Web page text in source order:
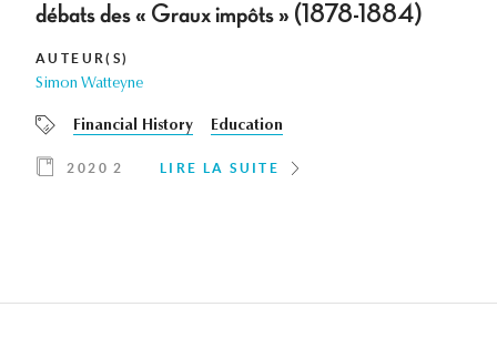
débats des « Graux impôts » (1878-1884)
AUTEUR(S)
Simon Watteyne
Financial History Education
2020 2 LIRE LA SUITE